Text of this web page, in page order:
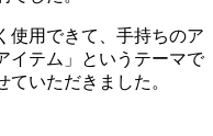
使用できて、手持ちのア
イテム」というテーマで
いただきました。